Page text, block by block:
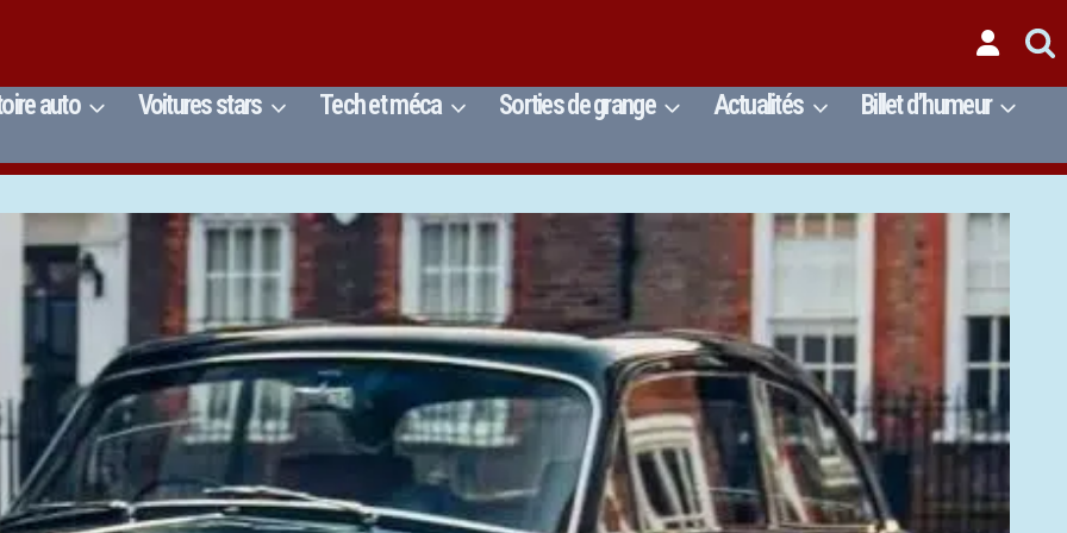
auto Voitures stars Tech et méca Sorties de grange Actualités
Billet d’humeur